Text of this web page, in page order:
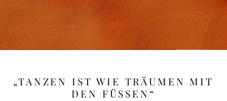
„TANZEN IST WIE TRÄUMEN MIT
DEN FÜSSEN“